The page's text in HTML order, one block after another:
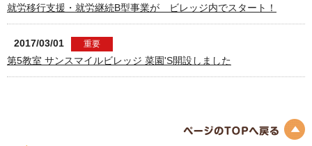
就労移行支援・就労継続B型事業が ビレッジ内でスタート！
2017/03/01 重要
第5教室 サンスマイルビレッジ 菜園'S開設しました